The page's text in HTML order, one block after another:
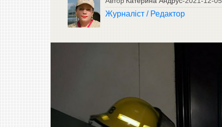
Журналіст / Редактор